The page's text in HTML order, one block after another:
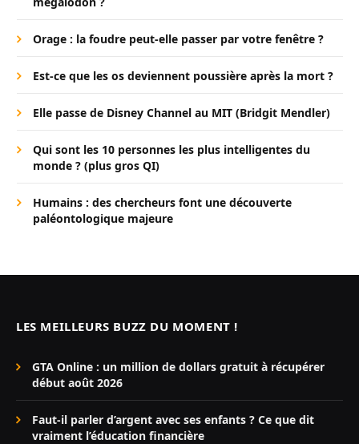
Orage : la foudre peut-elle passer par votre fenêtre ?
Est-ce que les os deviennent poussière après la mort ?
Elle passe de Disney Channel au MIT (Bridgit Mendler)
Qui sont les 10 personnes les plus intelligentes du
monde ? (plus gros QI)
Humains : des chercheurs font une découverte
paléontologique majeure
LES MEILLEURS BUZZ DU MOMENT !
GTA Online : un million de dollars gratuit à récupérer
début août 2026
Faut-il parler d’argent avec ses enfants ? Ce que dit
vraiment l’éducation financière